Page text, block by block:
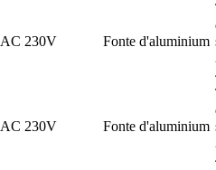
AC 230V Fonte d'aluminium
AC 230V Fonte d'aluminium